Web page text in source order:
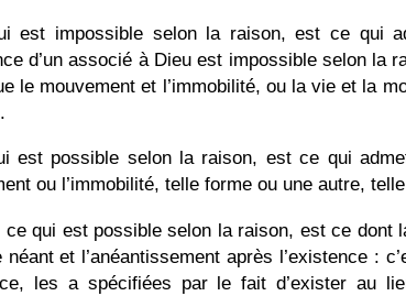
est impossible selon la raison, est ce qui
d’un associé à Dieu est impossible selon
le mouvement et l’immobilité, ou la vie et la
est possible selon la raison, est ce qui
ou l’immobilité, telle forme ou une autre,
ce qui est possible selon la raison, est ce dont
néant et l’anéantissement après l’existence :
les a spécifiées par le fait d’exister au